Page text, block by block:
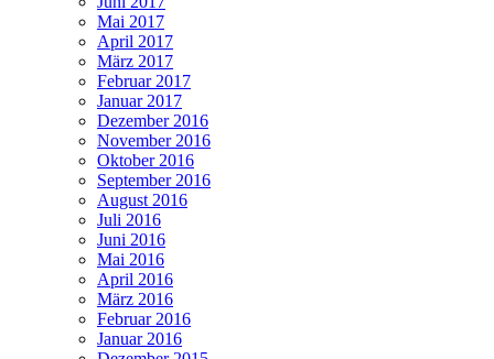
Mai 2017
April 2017
März 2017
Februar 2017
Januar 2017
Dezember 2016
November 2016
Oktober 2016
September 2016
August 2016
Juli 2016
Juni 2016
Mai 2016
April 2016
März 2016
Februar 2016
Januar 2016